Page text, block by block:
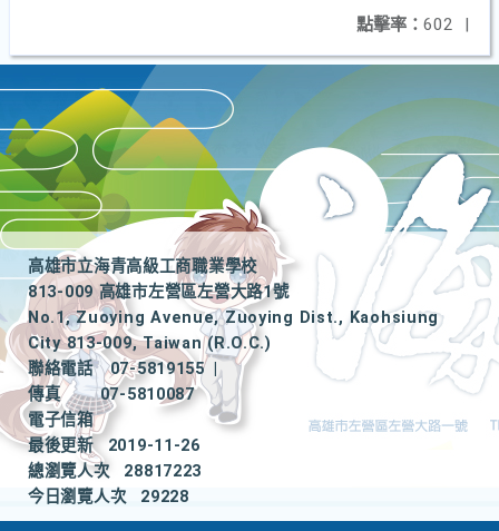
點擊率： 602 |
高雄市立海青高級工商職業學校
813-009 高雄市左營區左營大路1號
No.1, Zuoying Avenue, Zuoying Dist., Kaohsiung
City 813-009, Taiwan (R.O.C.)
聯絡電話
07-5819155
|
傳真
07-5810087
電子信箱
最後更新
2019-11-26
總瀏覽人次
28817223
今日瀏覽人次
29228